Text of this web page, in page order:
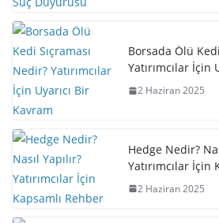
Borsada Ölü
Yatırımcılar İçin
2 Haziran 2025
Hedge Nedir?
Yatırımcılar İçin
2 Haziran 2025